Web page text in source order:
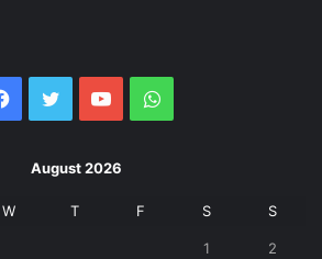
Facebook
Twitter YouTubeWhatsApp
August 2026
W T F S S
1 2